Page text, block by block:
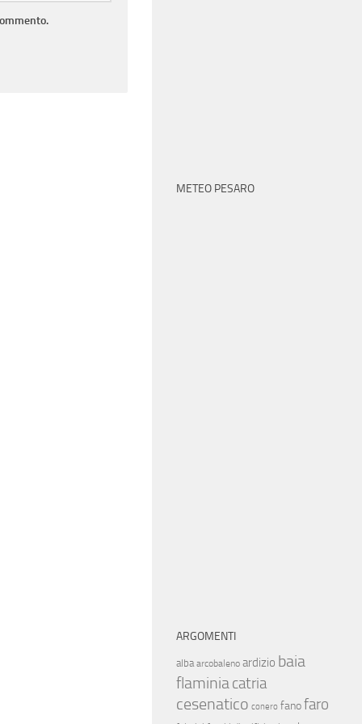
METEO PESARO
ARGOMENTI
alba arcobaleno ardizio baia
flaminia catria
cesenatico conero fanofaro